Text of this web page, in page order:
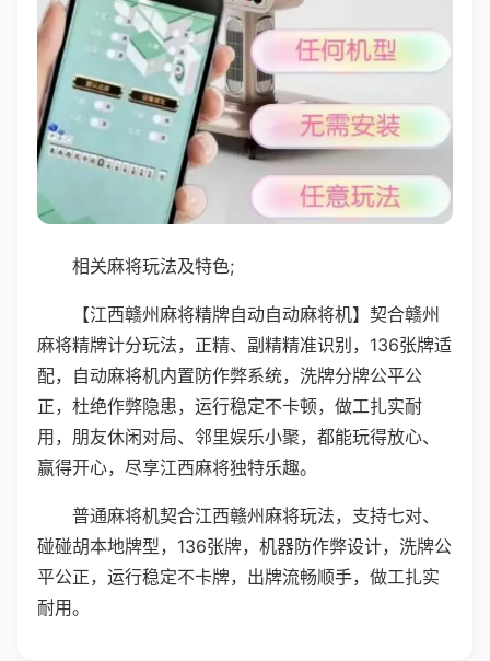
相关麻将玩法及特色;
【江西赣州麻将精牌自动自动麻将机】契合赣州
麻将精牌计分玩法，正精、副精精准识别，136张牌适
配，自动麻将机内置防作弊系统，洗牌分牌公平公
正，杜绝作弊隐患，运行稳定不卡顿，做工扎实耐
用，朋友休闲对局、邻里娱乐小聚，都能玩得放心、
赢得开心，尽享江西麻将独特乐趣。
普通麻将机契合江西赣州麻将玩法，支持七对、
碰碰胡本地牌型，136张牌，机器防作弊设计，洗牌公
平公正，运行稳定不卡牌，出牌流畅顺手，做工扎实
耐用。